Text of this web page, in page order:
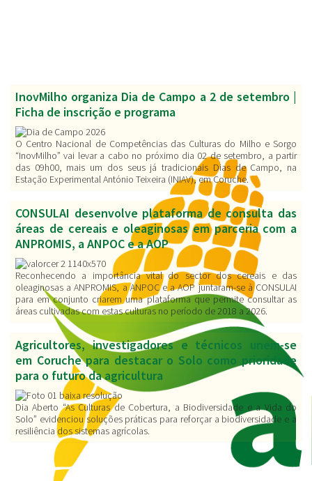
InovMilho organiza Dia de Campo a 2 de setembro |
Ficha de inscrição e programa
O Centro Nacional de Competências das Culturas do Milho e Sorgo
“InovMilho” vai levar a cabo no próximo dia 02 de setembro, a partir
das 09h00, mais um dos seus já tradicionais Dias de Campo, na
Estação Experimental António Teixeira (INIAV), em Coruche.
CONSULAI desenvolve plataforma de consulta das
áreas de cereais e oleaginosas em parceria com a
ANPROMIS, a ANPOC e a AOP
Reconhecendo a importância vital do sector dos cereais e das
oleaginosas a ANPROMIS, a ANPOC e a AOP juntaram-se à CONSULAI
para em conjunto criarem uma plataforma que permite consultar as
áreas cultivadas com estas culturas no período de 2018 a 2026.
Agricultores, investigadores e técnicos unem-se
em Coruche para destacar o Solo como prioridade
para o futuro da agricultura
Dia Aberto “As Culturas de Cobertura, a Biodiversidade e a Vida do
Solo” evidenciou soluções práticas para reforçar a biodiversidade e a
resiliência dos sistemas agrícolas.